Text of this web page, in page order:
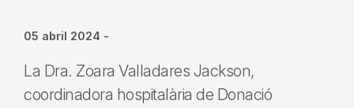
05 abril 2024 -
La Dra. Zoara Valladares Jackson,
coordinadora hospitalària de Donació